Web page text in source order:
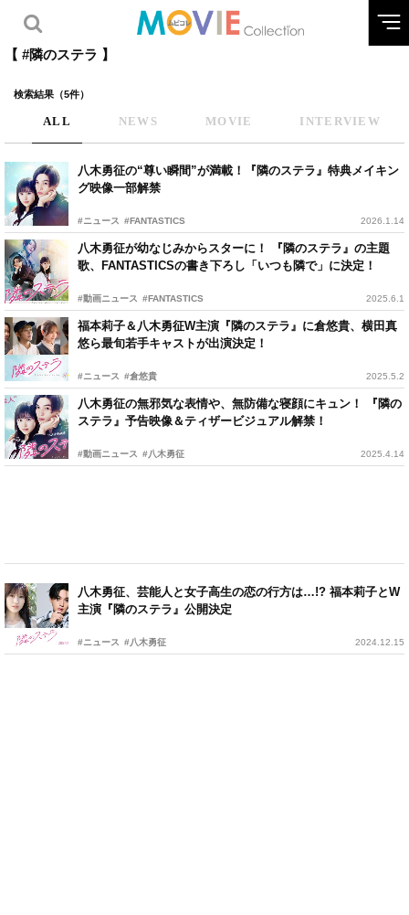
【 #隣のステラ 】
検索結果（5件）
ALL NEWS MOVIE INTERVIEW
八木勇征の“尊い瞬間”が満載！『隣のステラ』特典メイキン
グ映像一部解禁
#ニュース #FANTASTICS 2026.1.14
八木勇征が幼なじみからスターに！ 『隣のステラ』の主題
歌、FANTASTICSの書き下ろし「いつも隣で」に決定！
#動画ニュース #FANTASTICS 2025.6.1
福本莉子＆八木勇征W主演『隣のステラ』に倉悠貴、横田真
悠ら最旬若手キャストが出演決定！
#ニュース #倉悠貴 2025.5.2
八木勇征の無邪気な表情や、無防備な寝顔にキュン！ 『隣の
ステラ』予告映像＆ティザービジュアル解禁！
#動画ニュース #八木勇征 2025.4.14
八木勇征、芸能人と女子高生の恋の行方は…!? 福本莉子とW
主演『隣のステラ』公開決定
#ニュース #八木勇征 2024.12.15